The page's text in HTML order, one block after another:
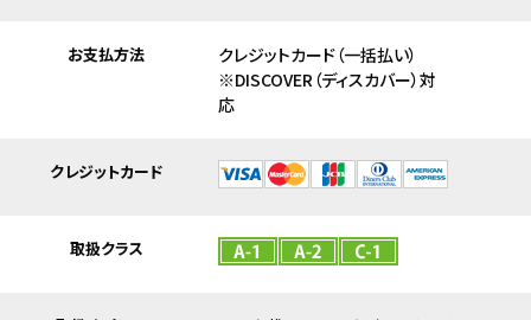
お支払方法
クレジットカード（一括払い）
※DISCOVER（ディスカバー）対
クレジットカード
取扱クラス